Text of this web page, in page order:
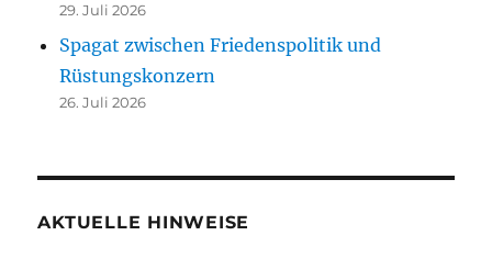
29. Juli 2026
Spagat zwischen Friedenspolitik und
Rüstungskonzern
26. Juli 2026
AKTUELLE HINWEISE